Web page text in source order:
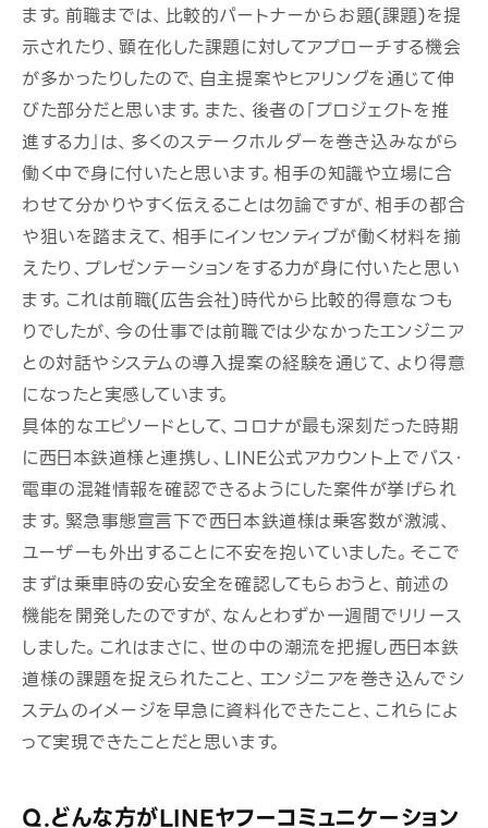
ます。前職までは、比較的パートナーからお題(課題)を提
示されたり、顕在化した課題に対してアプローチする機会
が多かったりしたので、自主提案やヒアリングを通じて伸
びた部分だと思います。また、後者の「プロジェクトを推
進する力」は、多くのステークホルダーを巻き込みながら
働く中で身に付いたと思います。相手の知識や立場に合
わせて分かりやすく伝えることは勿論ですが、相手の都合
や狙いを踏まえて、相手にインセンティブが働く材料を揃
えたり、プレゼンテーションをする力が身に付いたと思い
ます。これは前職(広告会社)時代から比較的得意なつも
りでしたが、今の仕事では前職では少なかったエンジニア
との対話やシステムの導入提案の経験を通じて、より得意
になったと実感しています。
具体的なエピソードとして、コロナが最も深刻だった時期
に西日本鉄道様と連携し、 LINE公式アカウント上でバス・
電車の混雑情報を確認できるようにした案件が挙げられ
ます。緊急事態宣言下で西日本鉄道様は乗客数が激減、
ユーザーも外出することに不安を抱いていました。そこで
まずは乗車時の安心安全を確認してもらおうと、前述の
機能を開発したのですが、なんとわずか一週間でリリース
しました。これはまさに、世の中の潮流を把握し西日本鉄
道様の課題を捉えられたこと、エンジニアを巻き込んでシ
ステムのイメージを早急に資料化できたこと、これらによ
って実現できたことだと思います。
Q.どんな方がLINEヤフーコミュニケーション